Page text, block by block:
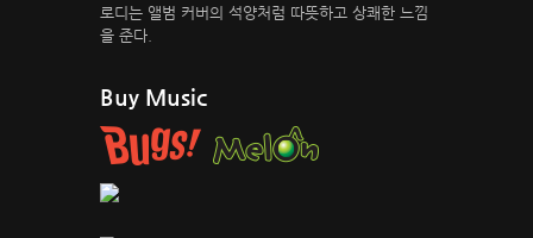
로디는 앨범 커버의 석양처럼 따뜻하고 상쾌한 느낌
을 준다.
Buy Music